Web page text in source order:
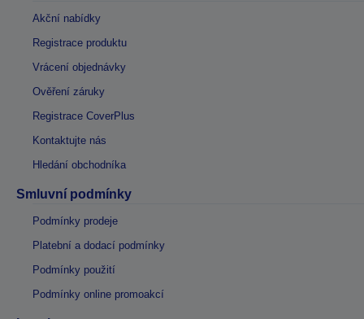
Akční nabídky
Registrace produktu
Vrácení objednávky
Ověření záruky
Registrace CoverPlus
Kontaktujte nás
Hledání obchodníka
Smluvní podmínky
Podmínky prodeje
Platební a dodací podmínky
Podmínky použití
Podmínky online promoakcí